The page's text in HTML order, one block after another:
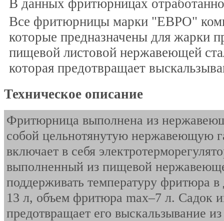
В данных фритюрницах
Все фритюрницы марки "ЕВРО"
которые предназначены для жарки
пищевой листовой нержавеющей
которая предотвращает
Техническое описание
Фритюрница выполнена из
собой цельнотянутую нержавеющую
включает в себя
выполненный из пищевой
поддерживать температуру фритюра
13 л, объем фритюра max–7 л. Садок
предотвращает его выскальзывание